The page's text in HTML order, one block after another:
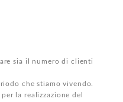
sia il numero di clienti
che stiamo vivendo.
la realizzazione del